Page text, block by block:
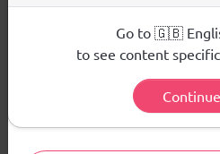
codziennego użytkowania
materiał główny:
elastan 5%
używanych plików cookies.
Aby dowiedzieć się więcej o
wykorzystujemy Twoje dane,
Go to 🇬🇧
to see content
Continue